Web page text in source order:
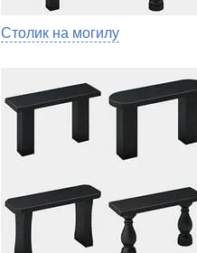
Столик на могилу